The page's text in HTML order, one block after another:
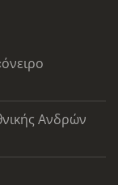
Ανδρών